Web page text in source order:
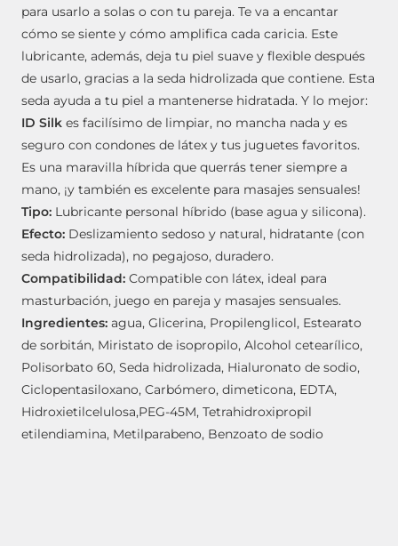
para usarlo a solas o con tu pareja. Te va a encantar
cómo se siente y cómo amplifica cada caricia. Este
lubricante, además, deja tu piel suave y flexible después
de usarlo, gracias a la seda hidrolizada que contiene. Esta
seda ayuda a tu piel a mantenerse hidratada. Y lo mejor:
ID Silk es facilísimo de limpiar, no mancha nada y es
seguro con condones de látex y tus juguetes favoritos.
Es una maravilla híbrida que querrás tener siempre a
mano, ¡y también es excelente para masajes sensuales!
Tipo: Lubricante personal híbrido (base agua y silicona).
Efecto: Deslizamiento sedoso y natural, hidratante (con
seda hidrolizada), no pegajoso, duradero.
Compatibilidad: Compatible con látex, ideal para
masturbación, juego en pareja y masajes sensuales.
Ingredientes: agua, Glicerina, Propilenglicol, Estearato
de sorbitán, Miristato de isopropilo, Alcohol cetearílico,
Polisorbato 60, Seda hidrolizada, Hialuronato de sodio,
Ciclopentasiloxano, Carbómero, dimeticona, EDTA,
Hidroxietilcelulosa,PEG-45M, Tetrahidroxipropil
etilendiamina, Metilparabeno, Benzoato de sodio